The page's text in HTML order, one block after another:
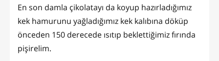
En son damla çikolatayı da koyup hazırladığımız
kek hamurunu yağladığımız kek kalıbına döküp
önceden 150 derecede ısıtıp beklettiğimiz fırında
pişirelim.